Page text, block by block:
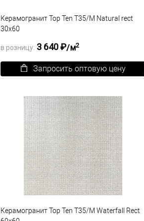
Керамогранит Top Ten T35/M Natural rect
30х60
в розницу: 3 640 ₽/м2
Запросить оптовую цену
В избранное
Под заказ
Керамогранит Top Ten T35/M Waterfall Rect